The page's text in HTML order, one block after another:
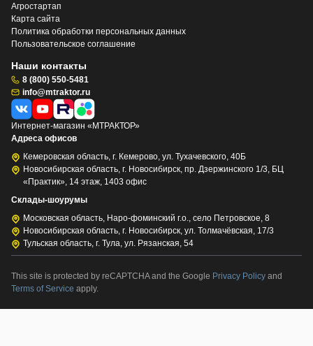
Агростартап
Карта сайта
Политика обработки персональных данных
Пользовательское соглашение
Наши контакты
8 (800) 550-5481
info@mtraktor.ru
Интернет-магазин «МТРАКТОР»
Адреса офисов
Кемеровская область, г. Кемерово, ул. Тухачевского, 40Б
Новосибирская область, г. Новосибирск, пр. Дзержинского 1/3, БЦ
«Практик», 14 этаж, 1403 офис
Склады-шоурумы
Московская область, Наро-фоминский г.о., село Петровское, 8
Новосибирская область, г. Новосибирск, ул. Толмачёвская, 17/3
Тульская область, г. Тула, ул. Рязанская, 54
This site is protected by reCAPTCHA and the Google Privacy Policy and
Terms of Service apply.